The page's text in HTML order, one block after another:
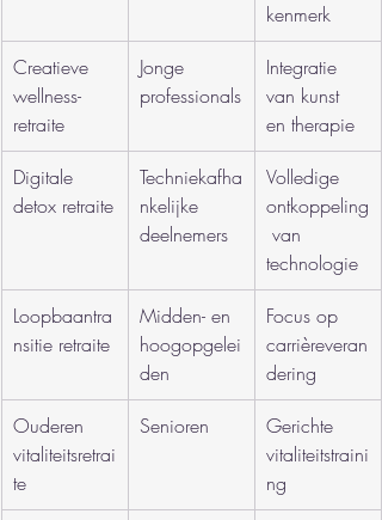
kenmerk
Creatieve
wellness-
retraite
Jonge
professionals
Integratie
van kunst
en therapie
Digitale
detox retraite
Techniekafha
nkelijke
deelnemers
Volledige
ontkoppeling
van
technologie
Loopbaantra
nsitie retraite
Midden- en
hoogopgelei
den
Focus op
carrièreveran
dering
Ouderen
vitaliteitsretrai
te
Senioren
Gerichte
vitaliteitstraini
ng